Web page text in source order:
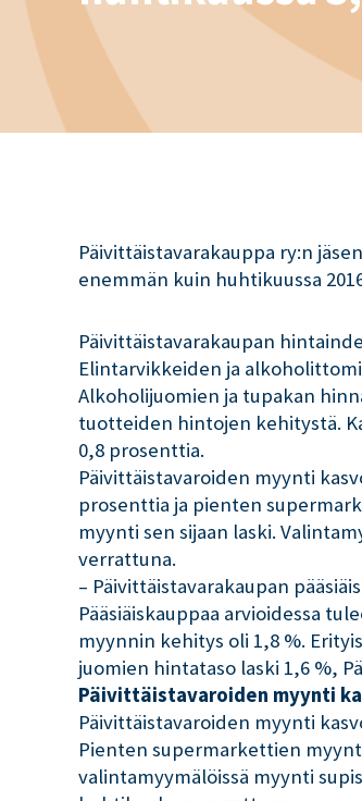
Päivittäistavarakauppa ry:n
enemmän kuin huhtikuussa
Päivittäistavarakaupan
Elintarvikkeiden ja
Alkoholijuomien ja tupakan
tuotteiden hintojen kehitystä.
0,8 prosenttia.
Päivittäistavaroiden myynti
prosenttia ja pienten
myynti sen sijaan laski.
verrattuna.
– Päivittäistavarakaupan
Pääsiäiskauppaa arvioidessa
myynnin kehitys oli 1,8 %.
juomien hintataso laski 1,6 %,
Päivittäistavaroiden myynti
Päivittäistavaroiden myynti
Pienten supermarkettien
valintamyymälöissä myynti